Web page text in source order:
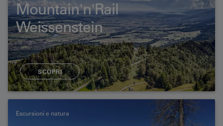
Mountain'n'Rail
Weissenstein
SCOPRI
Escursioni e natura